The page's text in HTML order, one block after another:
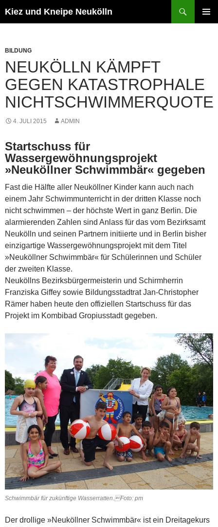
Inhalt
Kiez und Kneipe Neukölln
BILDUNG
NEUKÖLLN KÄMPFT
GEGEN KATASTROPHALE
NICHTSCHWIMMERQUOTE
4. JULI 2015 ADMIN
Startschuss für
Wassergewöhnungsprojekt
»Neuköllner Schwimmbär« gegeben
Fast die Hälfte aller Neuköllner Kinder kann auch nach
einem Jahr Schwimmunterricht in der dritten Klasse noch
nicht schwimmen – der höchste Wert in ganz Berlin. Die
alarmierenden Zahlen sind Anlass für das vom Bezirksamt
Neukölln und seinen Partnern initiierte und in Berlin bisher
einzigartige Wassergewöhnungsprojekt mit dem Titel
»Neuköllner Schwimmbär« für Schülerinnen und Schüler
der zweiten Klasse.
Neuköllns Bezirksbürgermeisterin und Schirmherrin
Franziska Giffey sowie Bildungsstadtrat Jan-Christopher
Rämer haben heute den offiziellen Startschuss für das
Projekt im Kombibad Gropiusstadt gegeben.
Schwimmbär für zukünftige Wasserratten.Foto: pm
Der drollige »Neuköllner Schwimm­­bär« ist ein Dreitagekurs